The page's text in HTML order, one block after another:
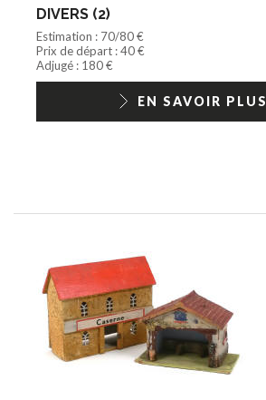
DIVERS (2)
Estimation : 70/80 €
Prix de départ : 40 €
Adjugé : 180 €
EN SAVOIR PLUS